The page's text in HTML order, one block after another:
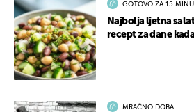
GOTOVO ZA 15
Najbolja ljetna
recept za dane
MRAČNO DOBA